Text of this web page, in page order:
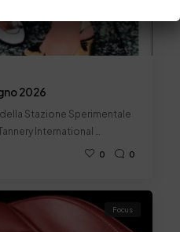
2026
Stazione Sperimentale
International …
0 0
Focus